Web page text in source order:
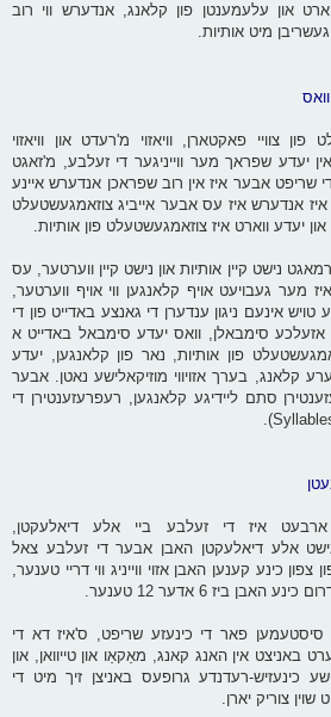
און עלעמענטן פון קלאנג, אנדערש ווי רוב
מיט אותיות.
צוויי פאקטארן, וויאזוי מ'רעדט און וויאזוי
יעדע שפראך מער ווייניגער די זעלבע, מ'זאגט
די שריפט אבער איז אין רוב שפראכן אנדערש איינע
איז אנדערש איז עס אבער אייביג צוזאמגעשטעלט
יעדע ווארט איז צוזאמגעשטעלט פון אותיות.
נישט קיין אותיות און נישט קיין ווערטער, עס
מער געבויעט אויף קלאנגען ווי אויף ווערטער,
טויש אינעם ניגון ענדערן די גאנצע באדייט פון די
אזעלכע סימבאלן, וואס יעדע סימבאל באדייט א
פון אותיות, נאר פון קלאנגען, יעדע
קלאנג, בערך אזויווי מוזיקאלישע נאטן. אבער
סתם ליידיגע קלאנגען, רעפרעזענטירן די
ארבעט איז די זעלבע ביי אלע דיאלעקטן,
אלע דיאלעקטן האבן אבער די זעלבע צאל
כינע קענען האבן אזוי ווייניג ווי דריי טענער,
ביז 6 אדער 12 טענער.
סיסטעמען פאר די כינעזע שריפט, ס'איז דא די
באניצט אין האנג קאנג, מאַקאַו און טייוואן, און
כינעזיש-רעדנדע גרופעס באניצן זיך מיט די
צוריק יארן.